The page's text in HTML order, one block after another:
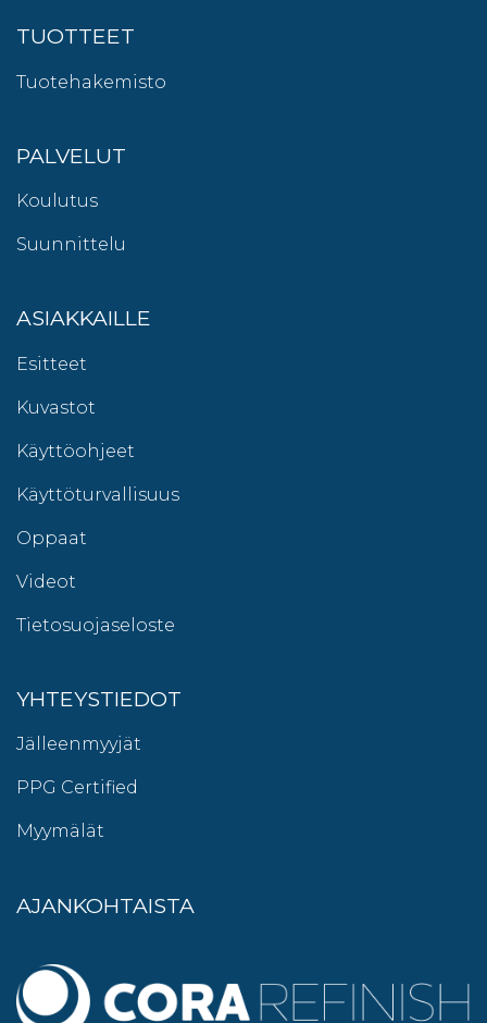
TUOTTEET
Tuotehakemisto
PALVELUT
Koulutus
Suunnittelu
ASIAKKAILLE
Esitteet
Kuvastot
Käyttöohjeet
Käyttöturvallisuus
Oppaat
Videot
Tietosuojaseloste
YHTEYSTIEDOT
Jälleenmyyjät
PPG Certified
Myymälät
AJANKOHTAISTA